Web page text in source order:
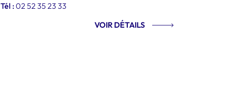
Tél :02 52 35 23 33
VOIR DÉTAILS